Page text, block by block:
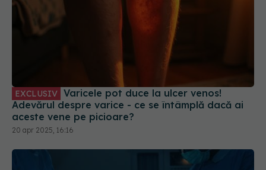
EXCLUSIV
Adevărul despre varice - ce se întâmplă dacă ai
aceste vene pe picioare?
20 apr 2025, 16:16